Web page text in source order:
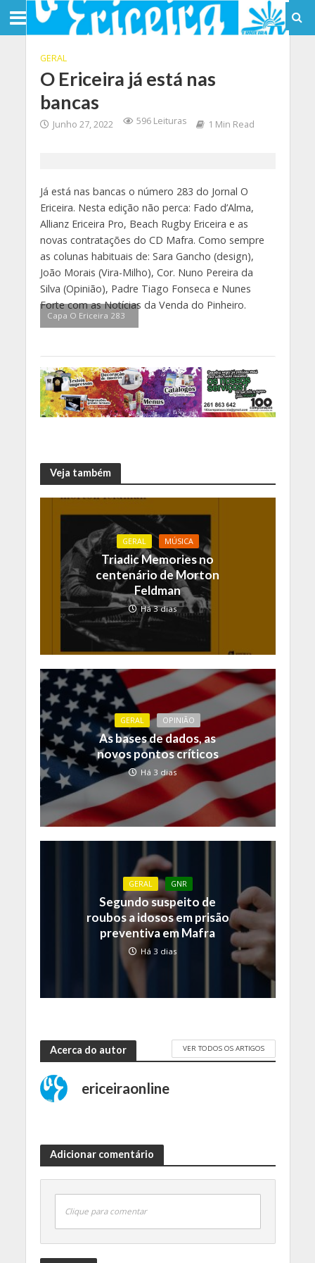
GERAL
O Ericeira já está nas
bancas
Junho 27, 2022 596 Leituras 1 Min Read
Já está nas bancas o número 283 do Jornal O
Ericeira. Nesta edição não perca: Fado d’Alma,
Allianz Ericeira Pro, Beach Rugby Ericeira e as
novas contratações do CD Mafra. Como sempre
as colunas habituais de: Sara Gancho (design),
João Morais (Vira-Milho), Cor. Nuno Pereira da
Silva (Opinião), Padre Tiago Fonseca e Nunes
Forte com as Notícias da Venda do Pinheiro.
Capa O Ericeira 283
Veja também
GERAL MÚSICA
Triadic Memories no
centenário de Morton
Feldman
Há 3 dias
GERAL OPINIÃO
As bases de dados, as
novos pontos críticos
Há 3 dias
GERAL GNR
Segundo suspeito de
roubos a idosos em prisão
preventiva em Mafra
Há 3 dias
Acerca do autor VER TODOS OS ARTIGOS
ericeiraonline
Adicionar comentário
Clique para comentar